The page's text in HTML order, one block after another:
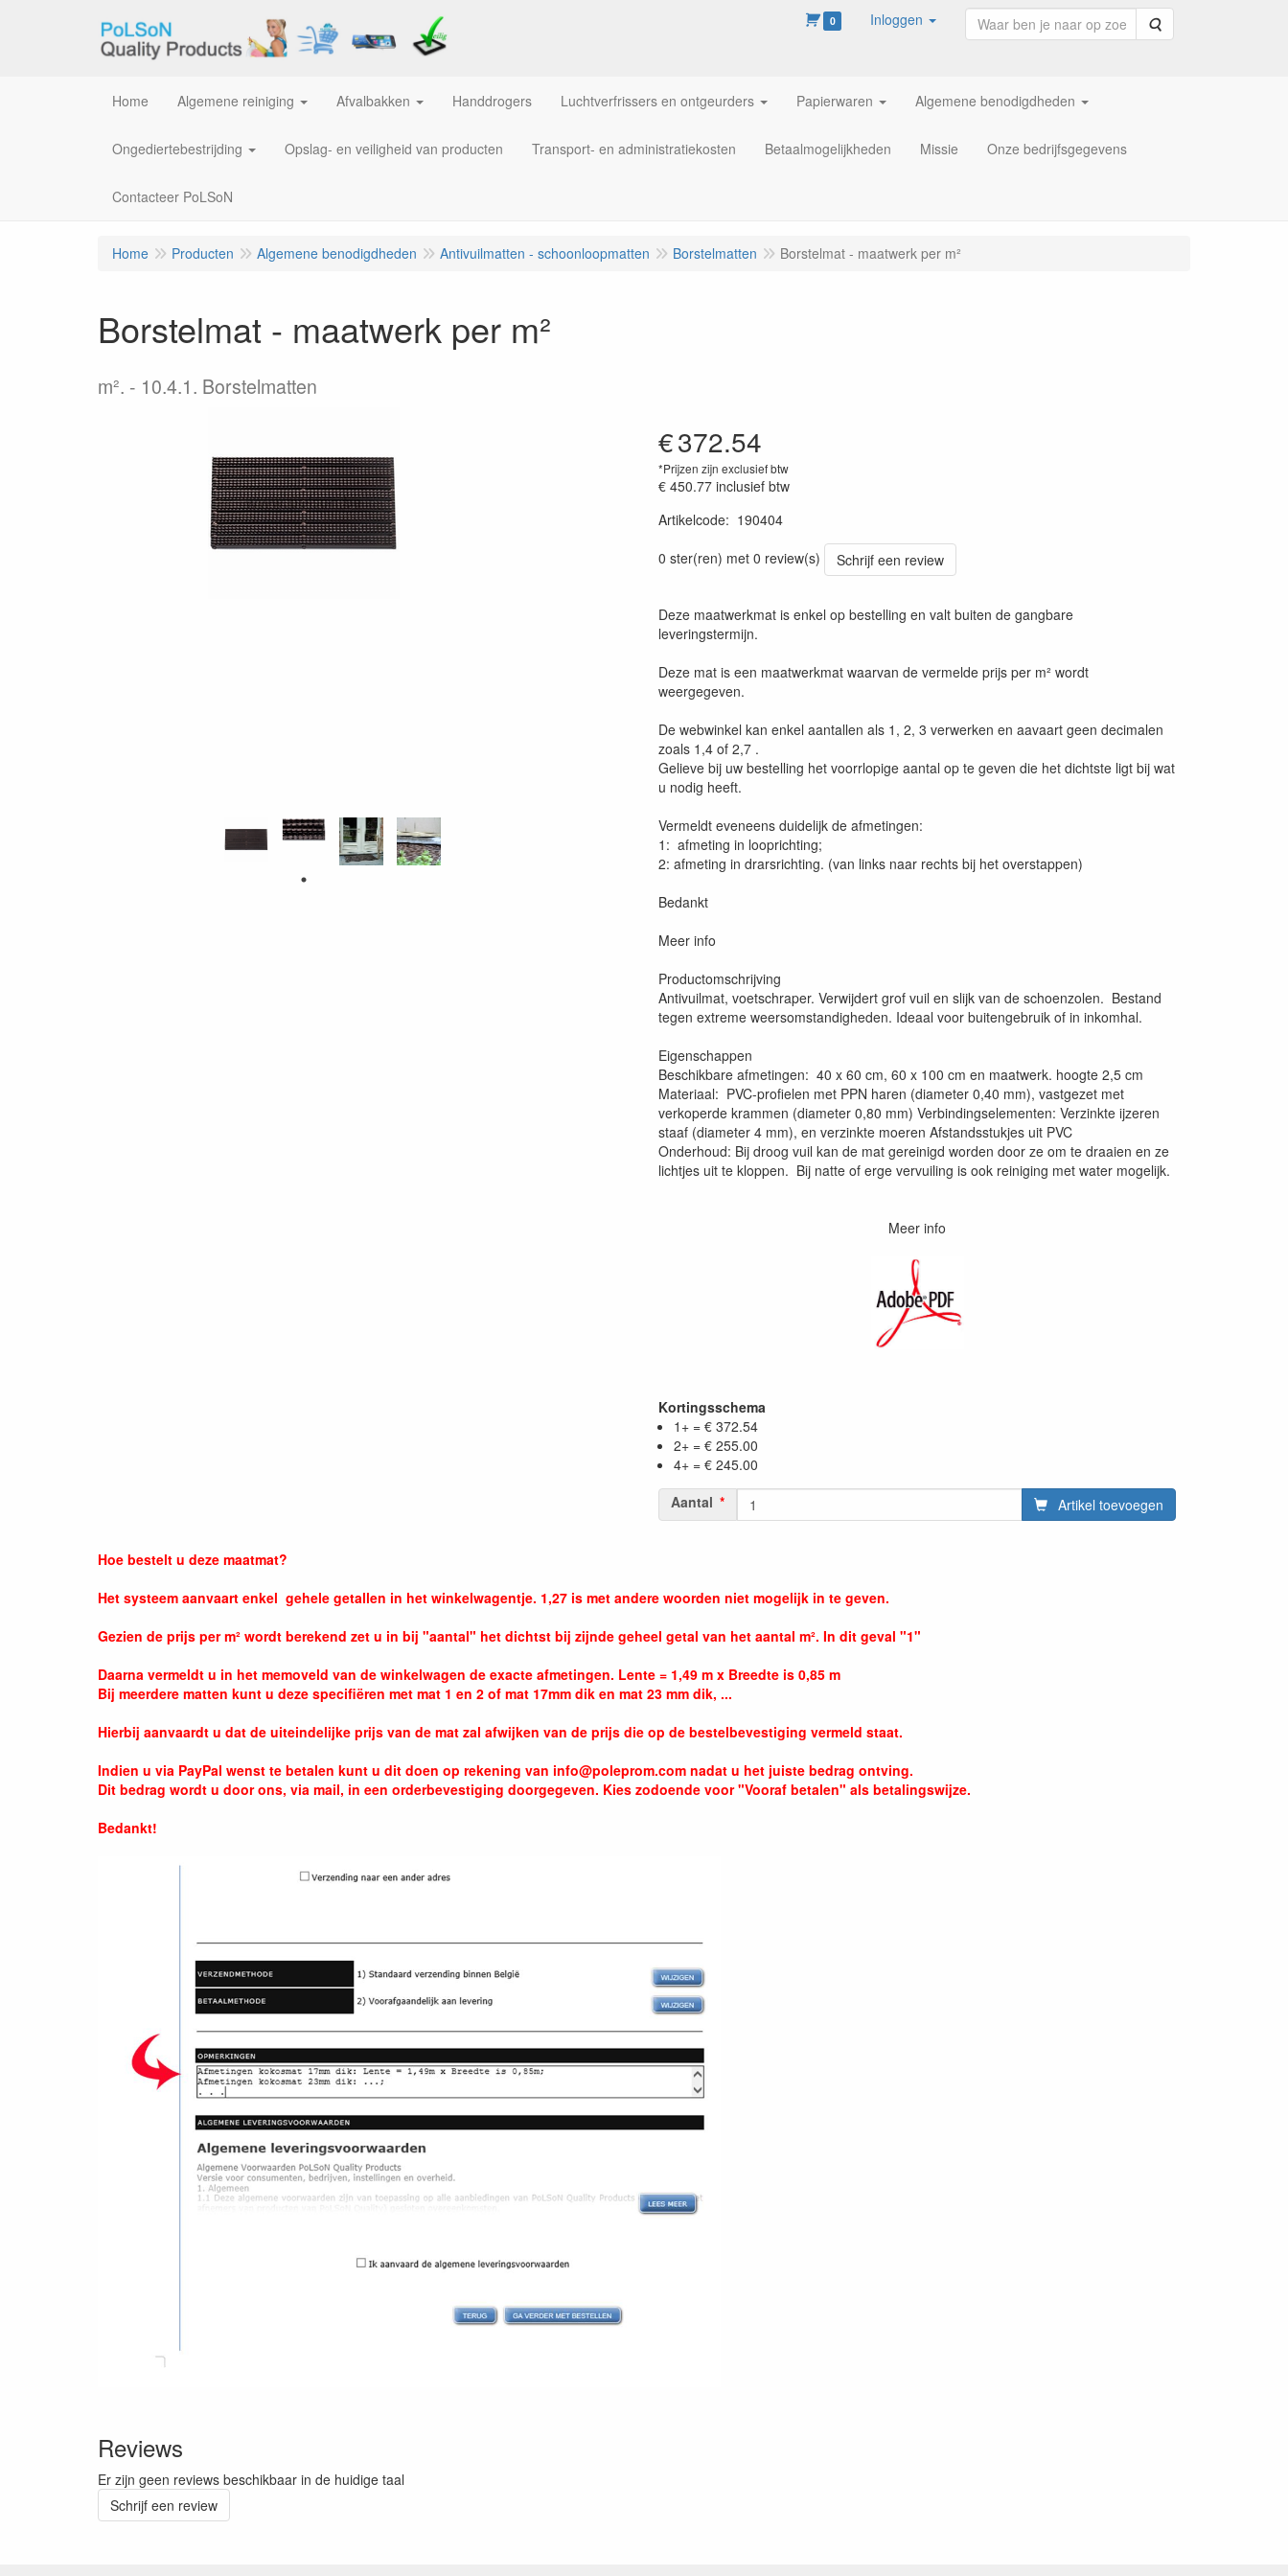
0 Inloggen Zoeken
Home Algemene reiniging Afvalbakken Handdrogers Luchtverfrissers en ontgeurders Papierwaren Algemene benodigdheden
Ongediertebestrijding Opslag- en veiligheid van producten Transport- en administratiekosten Betaalmogelijkheden Missie Onze bedrijfsgegevens
Contacteer PoLSoN
Home Producten Algemene benodigdheden Antivuilmatten - schoonloopmatten Borstelmatten Borstelmat - maatwerk per m²
Borstelmat - maatwerk per m²
m². 10.4.1. Borstelmatten
€372.54
*Prijzen zijn exclusief btw
€ 450.77 inclusief btw
Artikelcode: 190404
0 ster(ren) met 0 review(s)
Schrijf een review
Deze maatwerkmat is enkel op bestelling en valt buiten de gangbare
leveringstermijn.
Deze mat is een maatwerkmat waarvan de vermelde prijs per m² wordt
weergegeven.
De webwinkel kan enkel aantallen als 1, 2, 3 verwerken en aavaart geen decimalen
zoals 1,4 of 2,7 .
Gelieve bij uw bestelling het voorrlopige aantal op te geven die het dichtste ligt bij wat
u nodig heeft.
Vermeldt eveneens duidelijk de afmetingen:
1: afmeting in looprichting;
2: afmeting in drarsrichting. (van links naar rechts bij het overstappen)
Bedankt
Meer info
Productomschrijving
Antivuilmat, voetschraper. Verwijdert grof vuil en slijk van de schoenzolen. Bestand
tegen extreme weersomstandigheden. Ideaal voor buitengebruik of in inkomhal.
Eigenschappen
Beschikbare afmetingen: 40 x 60 cm, 60 x 100 cm en maatwerk. hoogte 2,5 cm
Materiaal: PVC-profielen met PPN haren (diameter 0,40 mm), vastgezet met
verkoperde krammen (diameter 0,80 mm) Verbindingselementen: Verzinkte ijzeren
staaf (diameter 4 mm), en verzinkte moeren Afstandsstukjes uit PVC
Onderhoud: Bij droog vuil kan de mat gereinigd worden door ze om te draaien en ze
lichtjes uit te kloppen. Bij natte of erge vervuiling is ook reiniging met water mogelijk.
Meer info
Kortingsschema
1+ = € 372.54
2+ = € 255.00
4+ = € 245.00
Aantal
Artikel toevoegen
Hoe bestelt u deze maatmat?
Het systeem aanvaart enkel gehele getallen in het winkelwagentje. 1,27 is met andere woorden niet mogelijk in te geven.
Gezien de prijs per m² wordt berekend zet u in bij "aantal" het dichtst bij zijnde geheel getal van het aantal m². In dit geval "1"
Daarna vermeldt u in het memoveld van de winkelwagen de exacte afmetingen. Lente = 1,49 m x Breedte is 0,85 m
Bij meerdere matten kunt u deze specifiëren met mat 1 en 2 of mat 17mm dik en mat 23 mm dik, ...
Hierbij aanvaardt u dat de uiteindelijke prijs van de mat zal afwijken van de prijs die op de bestelbevestiging vermeld staat.
Indien u via PayPal wenst te betalen kunt u dit doen op rekening van info@poleprom.com nadat u het juiste bedrag ontving.
Dit bedrag wordt u door ons, via mail, in een orderbevestiging doorgegeven. Kies zodoende voor "Vooraf betalen" als betalingswijze.
Bedankt!
Reviews
Er zijn geen reviews beschikbaar in de huidige taal
Schrijf een review